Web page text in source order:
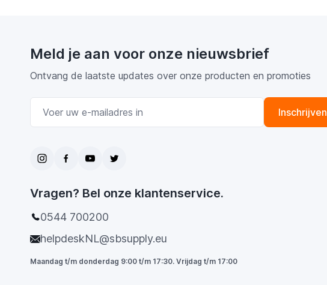
Meld je aan voor onze nieuwsbrief
Ontvang de laatste updates over onze producten en promoties
Inschrijven
Vragen? Bel onze klantenservice.
0544 700200
helpdeskNL@sbsupply.eu
Maandag t/m donderdag 9:00 t/m 17:30. Vrijdag t/m 17:00